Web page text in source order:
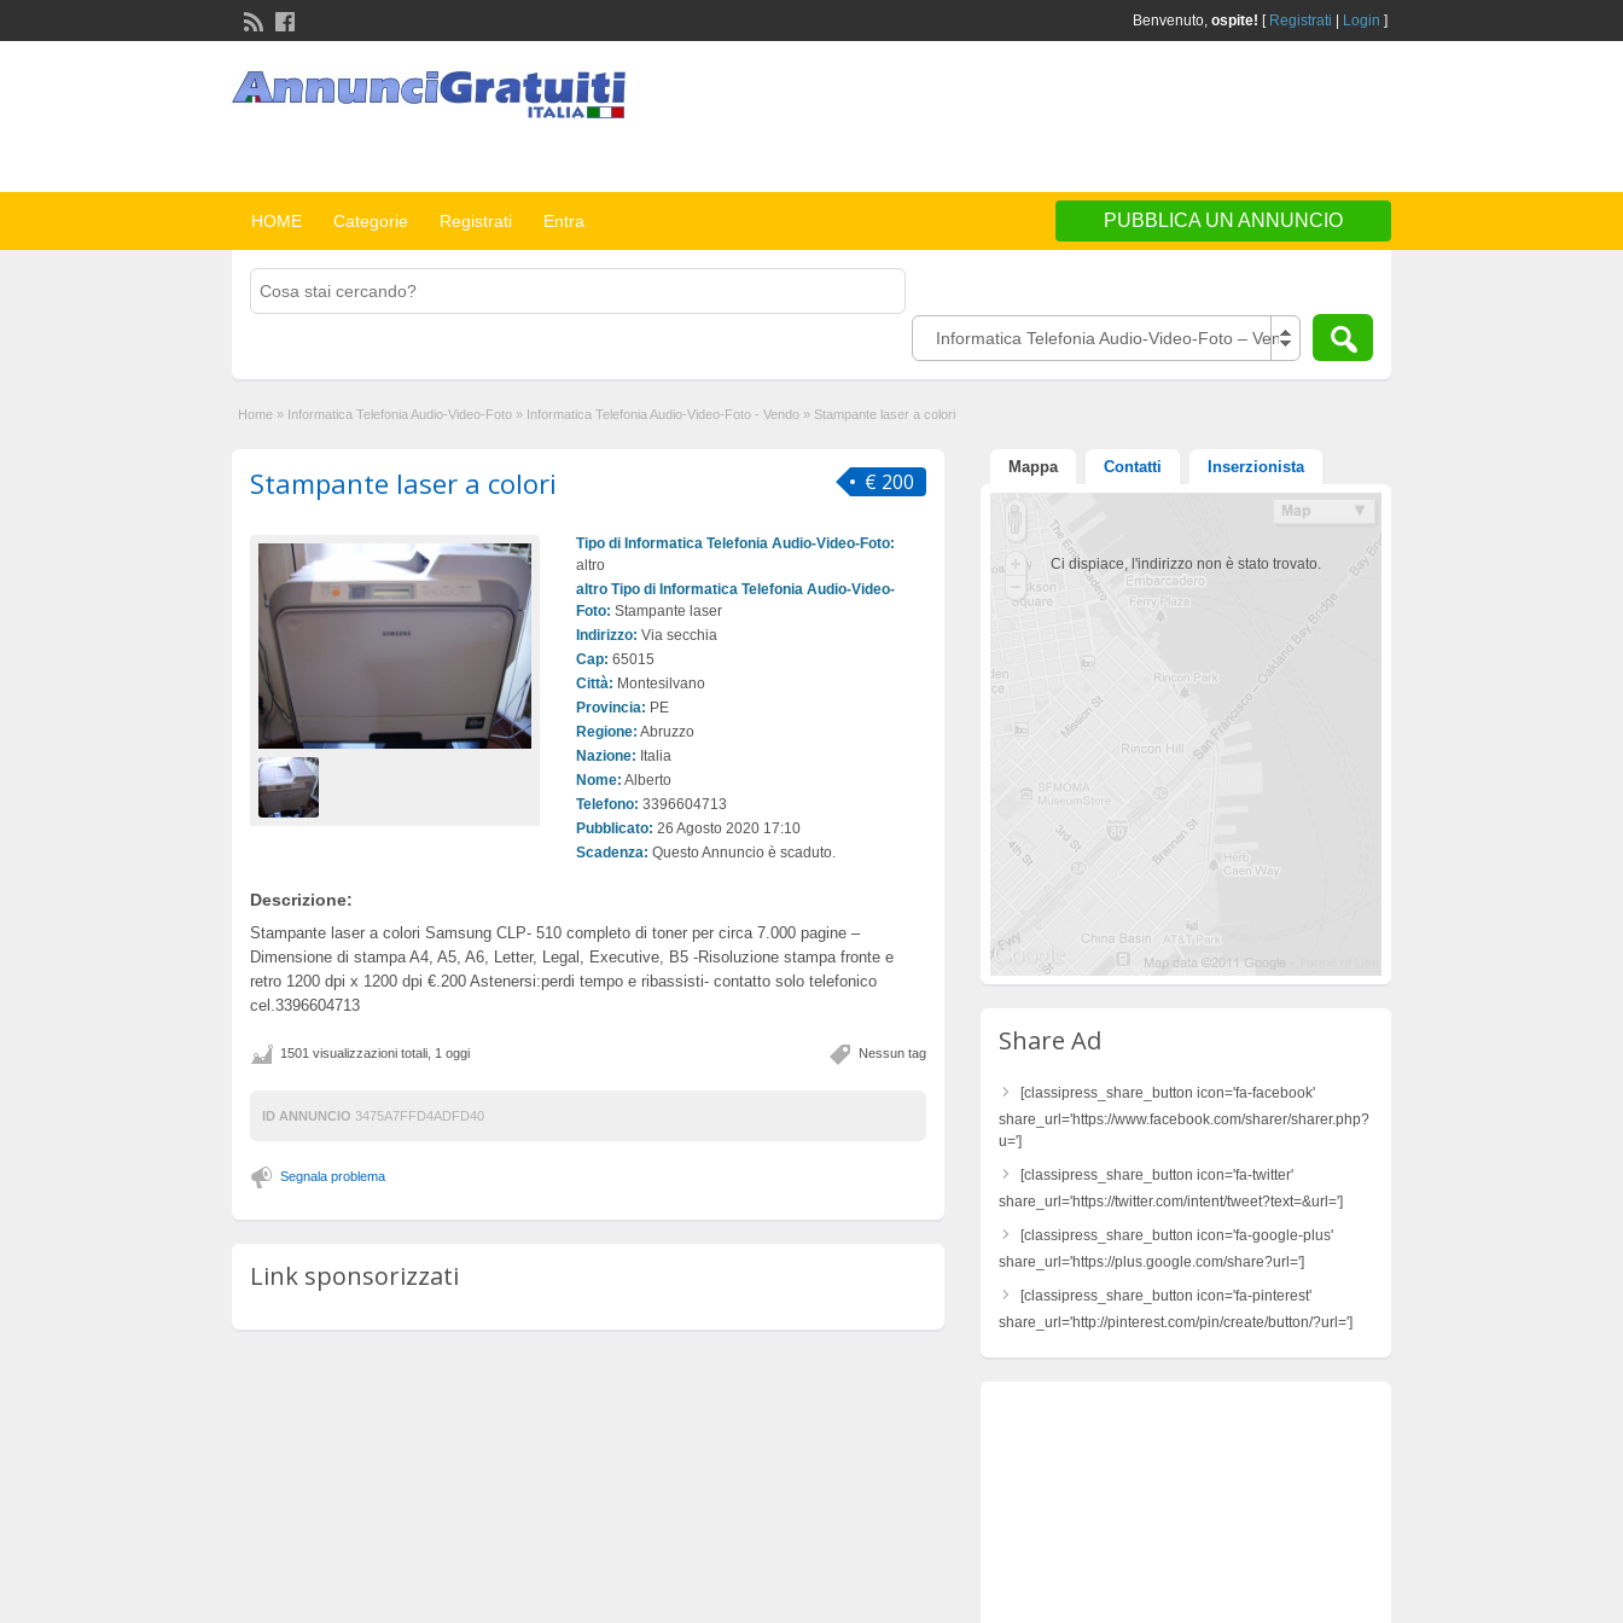
Benvenuto, ospite! [ Registrati Login ]
HOME Categorie Registrati Entra PUBBLICA UN ANNUNCIO
Informatica Telefonia Audio-Video-Foto – Vendo
Home » Informatica Telefonia Audio-Video-Foto » Informatica Telefonia Audio-Video-Foto - Vendo » Stampante laser a colori
€ 200
Stampante laser a colori
Tipo di Informatica Telefonia Audio-Video-Foto:
altro
altro Tipo di Informatica Telefonia Audio-Video-
Foto: Stampante laser
Indirizzo: Via secchia
Cap: 65015
Città: Montesilvano
Provincia: PE
Regione: Abruzzo
Nazione: Italia
Nome: Alberto
Telefono: 3396604713
Pubblicato: 26 Agosto 2020 17:10
Scadenza: Questo Annuncio è scaduto.
Descrizione:
Stampante laser a colori Samsung CLP- 510 completo di toner per circa 7.000 pagine –
Dimensione di stampa A4, A5, A6, Letter, Legal, Executive, B5 -Risoluzione stampa fronte e
retro 1200 dpi x 1200 dpi €.200 Astenersi:perdi tempo e ribassisti- contatto solo telefonico
cel.3396604713
Nessun tag
1501 visualizzazioni totali, 1 oggi
ID ANNUNCIO 3475A7FFD4ADFD40
Segnala problema
Link sponsorizzati
Mappa Contatti Inserzionista
Ci dispiace, l'indirizzo non è stato trovato.
Share Ad
[classipress_share_button icon='fa-facebook'
share_url='https://www.facebook.com/sharer/sharer.php?
u=']
[classipress_share_button icon='fa-twitter'
share_url='https://twitter.com/intent/tweet?text=&url=']
[classipress_share_button icon='fa-google-plus'
share_url='https://plus.google.com/share?url=']
[classipress_share_button icon='fa-pinterest'
share_url='http://pinterest.com/pin/create/button/?url=']